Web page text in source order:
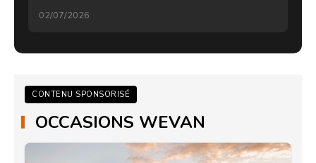
02/07/2026
CONTENU SPONSORISÉ
OCCASIONS WEVAN